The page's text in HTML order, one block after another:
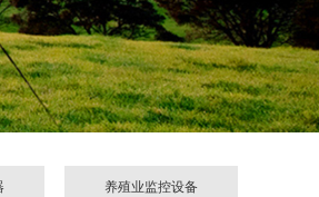
养殖业监控设备